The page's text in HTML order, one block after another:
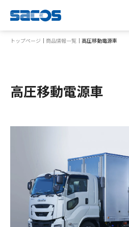
トップページ ｜ 商品情報一覧 ｜ 高圧移動電源車
高圧移動電源車
1/8
GV1000H